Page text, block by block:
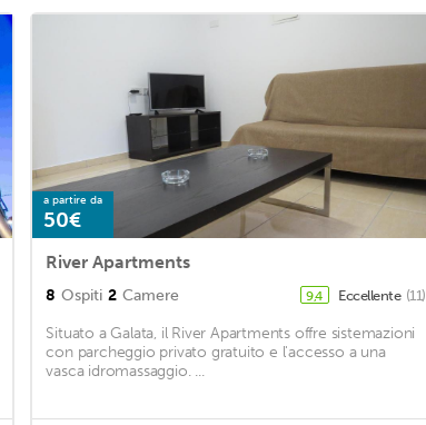
a partire da
50€
River Apartments
8 Ospiti 2 Camere 9,4 Eccellente (11)
Situato a Galata, il River Apartments offre sistemazioni
con parcheggio privato gratuito e l'accesso a una
vasca idromassaggio. ...